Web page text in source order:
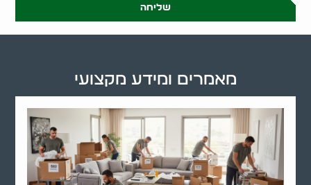
שליחה
מאמרים ומידע מקצועי